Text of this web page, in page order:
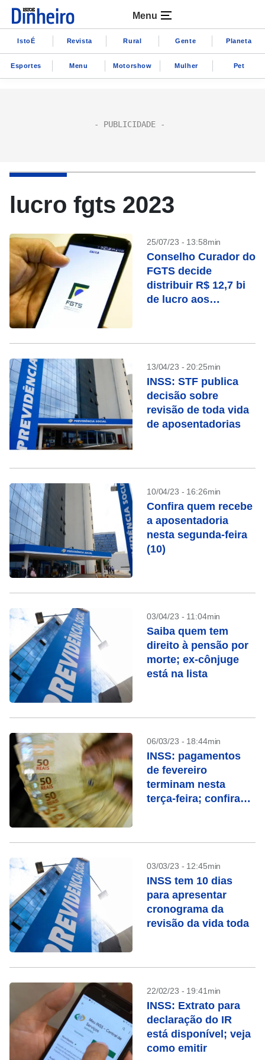
Menu
IstoÉ Revista Rural Gente Planeta
Esportes Menu Motorshow Mulher Pet
lucro fgts 2023
25/07/23 - 13:58min
Conselho Curador do
FGTS decide
distribuir R$ 12,7 bi
de lucro aos
13/04/23 - 20:25min
INSS: STF publica
decisão sobre
revisão de toda vida
de aposentadorias
10/04/23 - 16:26min
Confira quem recebe
a aposentadoria
nesta segunda-feira
(10)
03/04/23 - 11:04min
Saiba quem tem
direito à pensão por
morte; ex-cônjuge
está na lista
06/03/23 - 18:44min
INSS: pagamentos
de fevereiro
terminam nesta
terça-feira; confira
03/03/23 - 12:45min
INSS tem 10 dias
para apresentar
cronograma da
revisão da vida toda
22/02/23 - 19:41min
INSS: Extrato para
declaração do IR
está disponível; veja
como emitir